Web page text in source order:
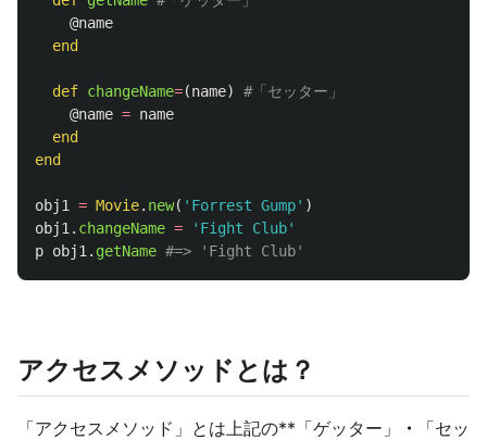
@name
end
def changeName=(name)
#「セッター」
@name = name
end
end
obj1 = Movie. new( 'Forrest Gump' )
obj1 . changeName =
'Fight Club'
p obj1 . getName #=> 'Fight Club'
アクセスメソッドとは？
「アクセスメソッド」とは上記の**「ゲッター」 ・
「セッ